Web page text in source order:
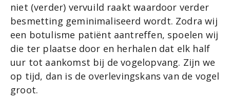
niet (verder) vervuild raakt waardoor verder
besmetting geminimaliseerd wordt. Zodra wij
een botulisme patiënt aantreffen, spoelen wij
die ter plaatse door en herhalen dat elk half
uur tot aankomst bij de vogelopvang. Zijn we
op tijd, dan is de overlevingskans van de vogel
groot.